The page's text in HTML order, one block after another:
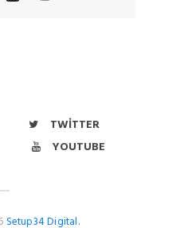
TWITTER
YOUTUBE
Setup34 Digital.